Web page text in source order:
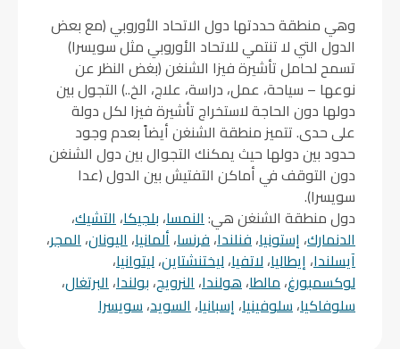
وهي منطقة حددتها دول الاتحاد الأوروبي (مع بعض
الدول التي لا تنتمي للاتحاد الأوروبي مثل سويسرا)
تسمح لحامل تأشيرة فيزا الشنغن (بغض النظر عن
نوعها – سياحة، عمل، دراسة، علاج، الخ..) التجول بين
دولها دون الحاجة لاستخراج تأشيرة فيزا لكل دولة
على حدى. تتميز منطقة الشنغن أيضاً بعدم وجود
حدود بين دولها حيث يمكنك التجوال بين دول الشنغن
دون التوقف في أماكن التفتيش بين الدول (عدا
سويسرا).
دول منطقة الشنغن هي:النمسا، بلجيكا،التشيك،
الدنمارك، إستونيا،فنلندا،فرنسا،ألمانيا،اليونان،المجر،
آيسلندا، إيطاليا،لاتفيا،ليختنشتاين،ليتوانيا،
لوكسمبورغ،مالطا،هولندا،النرويج، بولندا،البرتغال،
سلوفاكيا،سلوفينيا، إسبانيا،السويد،سويسرا